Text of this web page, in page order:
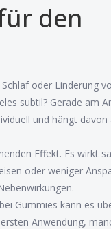
den
oder Linderung
subtil? Gerade am
und hängt davon
Effekt. Es wirkt
oder weniger
Gummies kann es
Anwendung,